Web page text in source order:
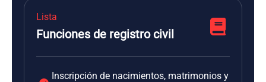
Lista
Funciones de registro civil
Inscripción de nacimientos, matrimonios y